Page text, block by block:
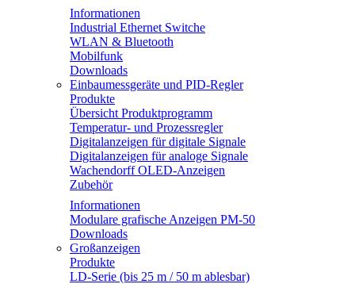
Informationen
Industrial Ethernet Switche
WLAN & Bluetooth
Mobilfunk
Downloads
Einbaumessgeräte und PID-Regler
Produkte
Übersicht Produktprogramm
Temperatur- und Prozessregler
Digitalanzeigen für digitale Signale
Digitalanzeigen für analoge Signale
Wachendorff OLED-Anzeigen
Zubehör
Informationen
Modulare grafische Anzeigen PM-50
Downloads
Großanzeigen
Produkte
LD-Serie (bis 25 m / 50 m ablesbar)